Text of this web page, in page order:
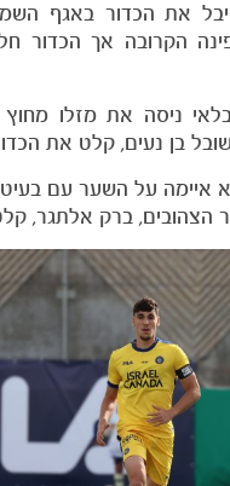
את הכדור באגף
הקרובה אך הכדור
יהודה בלאי ניסה את מזלו
בן נעים, קלט את
כפר סבא איימה על השער עם
הצהובים, ברק אלתגר,